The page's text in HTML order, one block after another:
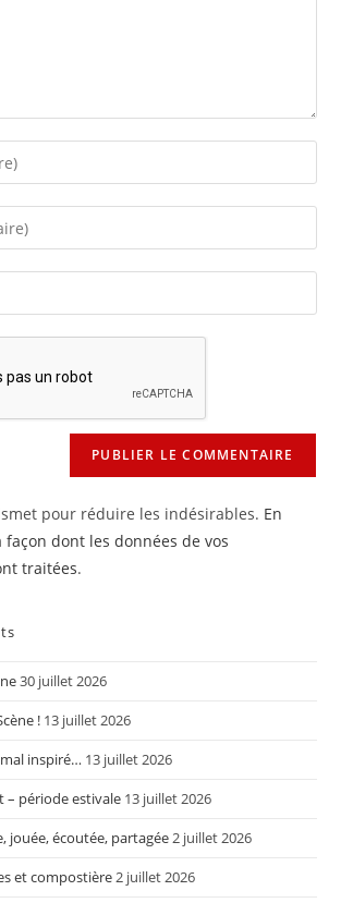
pour réduire les indésirables. En
dont les données de vos
traitées.
30 juillet 2026
! 13 juillet 2026
inspiré… 13 juillet 2026
– période estivale 13 juillet 2026
jouée, écoutée, partagée2 juillet 2026
et compostière2 juillet 2026